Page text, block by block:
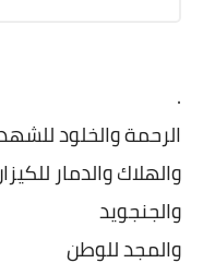
.
الرحمة والخلود
والهلاك والدمار
والجنجويد
والمجد للوطن